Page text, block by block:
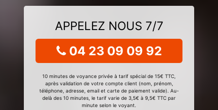
APPELEZ NOUS 7/7
04 23 09 09 92
10 minutes de voyance privée à tarif spécial de 15€ TTC,
après validation de votre compte client (nom, prénom,
téléphone, adresse, email et carte de paiement valide). Au-
delà des 10 minutes, le tarif varie de 3,5€ à 9,5€ TTC par
minute selon le voyant.